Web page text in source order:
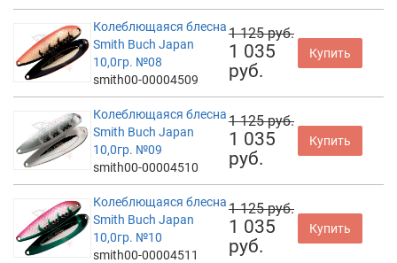
Колеблющаяся блесна
Smith Buch Japan
10,0гр. №08
smith00-00004509
1 125 руб.
1 035
руб.
Купить
Колеблющаяся блесна
Smith Buch Japan
10,0гр. №09
smith00-00004510
1 125 руб.
1 035
руб.
Купить
Колеблющаяся блесна
Smith Buch Japan
10,0гр. №10
smith00-00004511
1 125 руб.
1 035
руб.
Купить